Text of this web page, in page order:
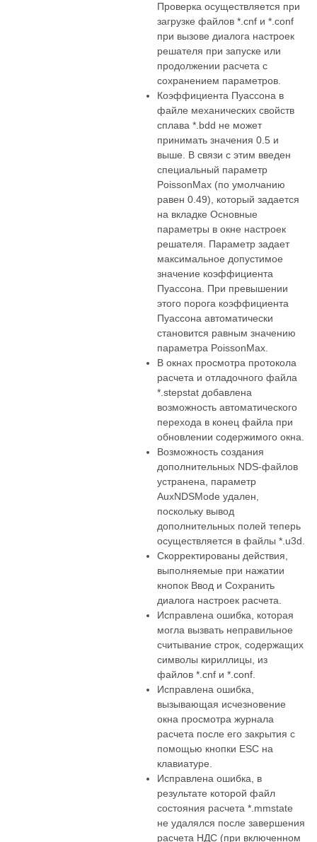
Проверка осуществляется при
загрузке файлов *.cnf и *.conf
при вызове диалога настроек
решателя при запуске или
продолжении расчета с
сохранением параметров.
Коэффициента Пуассона в
файле механических свойств
сплава *.bdd не может
принимать значения 0.5 и
выше. В связи с этим введен
специальный параметр
PoissonMax (по умолчанию
равен 0.49), который задается
на вкладке Основные
параметры в окне настроек
решателя. Параметр задает
максимальное допустимое
значение коэффициента
Пуассона. При превышении
этого порога коэффициента
Пуассона автоматически
становится равным значению
параметра PoissonMax.
В окнах просмотра протокола
расчета и отладочного файла
*.stepstat добавлена
возможность автоматического
перехода в конец файла при
обновлении содержимого окна.
Возможность создания
дополнительных NDS-файлов
устранена, параметр
AuxNDSMode удален,
поскольку вывод
дополнительных полей теперь
осуществляется в файлы *.u3d.
Скорректированы действия,
выполняемые при нажатии
кнопок Ввод и Сохранить
диалога настроек расчета.
Исправлена ошибка, которая
могла вызвать неправильное
считывание строк, содержащих
символы кириллицы, из
файлов *.cnf и *.conf.
Исправлена ошибка,
вызывающая исчезновение
окна просмотра журнала
расчета после его закрытия с
помощью кнопки ESC на
клавиатуре.
Исправлена ошибка, в
результате которой файл
состояния расчета *.mmstate
не удалялся после завершения
расчета НДС (при включенном